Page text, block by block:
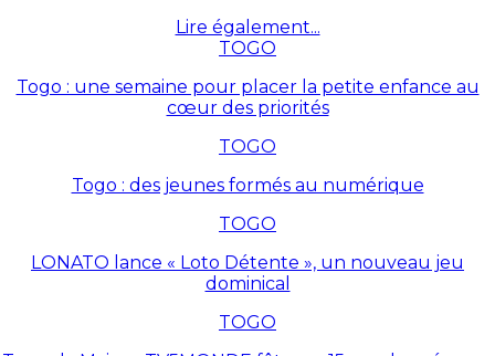
Lire également...
TOGO
Togo : une semaine pour placer la petite enfance au
cœur des priorités
TOGO
Togo : des jeunes formés au numérique
TOGO
LONATO lance « Loto Détente », un nouveau jeu
dominical
TOGO